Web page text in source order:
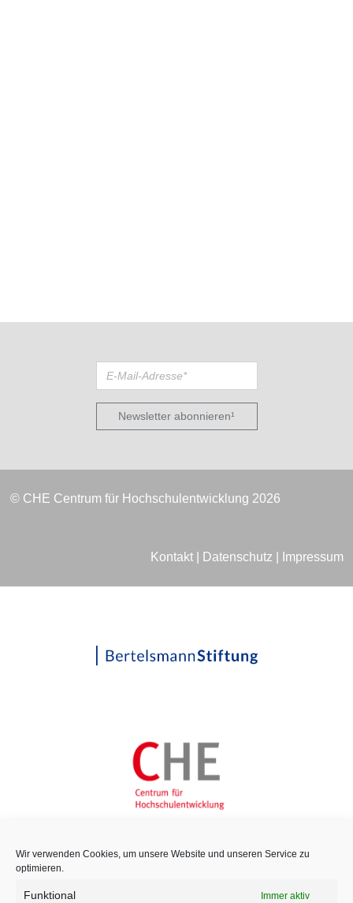
Wir verwenden Cookies, um unsere Website und unseren Service zu
optimieren.
Funktional Immer aktiv
Newsletter abonnieren¹
© CHE Centrum für Hochschulentwicklung 2026
Kontakt| Datenschutz Impressum